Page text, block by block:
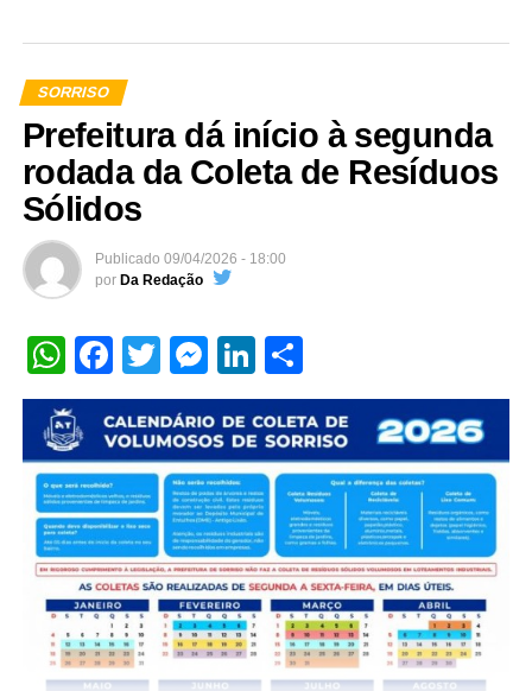
SORRISO
Prefeitura dá início à segunda
rodada da Coleta de Resíduos
Sólidos
Publicado 09/04/2026 - 18:00
por Da Redação
WhatsApp
Facebook
TwitterMessenger
LinkedIn